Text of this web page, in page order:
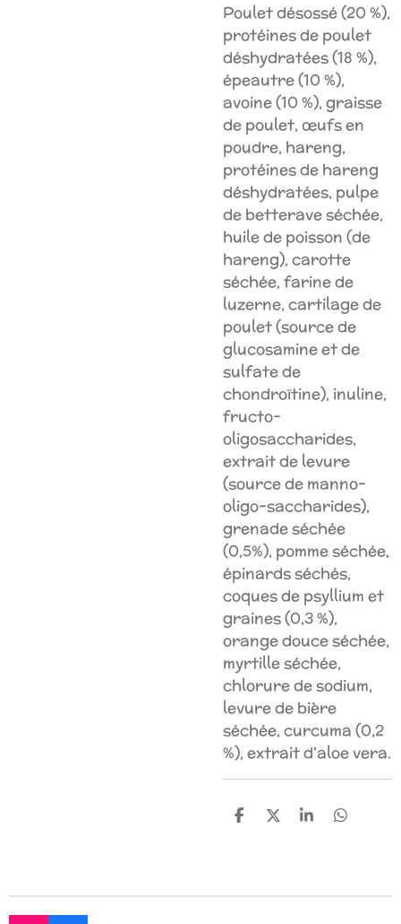
Poulet désossé (20 %),
protéines de poulet
déshydratées (18 %),
épeautre (10 %),
avoine (10 %), graisse
de poulet, œufs en
poudre, hareng,
protéines de hareng
déshydratées, pulpe
de betterave séchée,
huile de poisson (de
hareng), carotte
séchée, farine de
luzerne, cartilage de
poulet (source de
glucosamine et de
sulfate de
chondroïtine), inuline,
fructo-
oligosaccharides,
extrait de levure
(source de manno-
oligo-saccharides),
grenade séchée
(0,5%), pomme séchée,
épinards séchés,
coques de psyllium et
graines (0,3 %),
orange douce séchée,
myrtille séchée,
chlorure de sodium,
levure de bière
séchée, curcuma (0,2
%), extrait d'aloe vera.
P
g
P
g
P
g
P
g